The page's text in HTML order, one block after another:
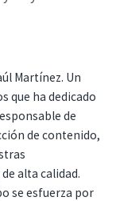
Martínez. Un
que ha dedicado
de
de contenido,
alta calidad.
se esfuerza por